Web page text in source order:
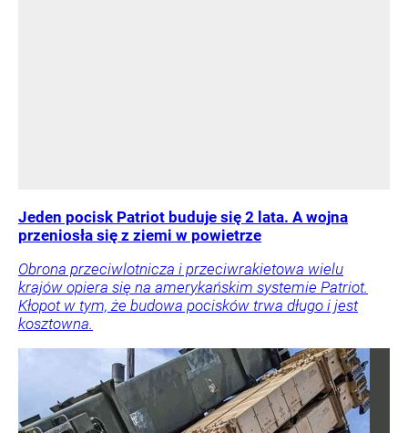
Jeden pocisk Patriot buduje się 2 lata. A wojna
przeniosła się z ziemi w powietrze
Obrona przeciwlotnicza i przeciwrakietowa wielu
krajów opiera się na amerykańskim systemie Patriot.
Kłopot w tym, że budowa pocisków trwa długo i jest
kosztowna.